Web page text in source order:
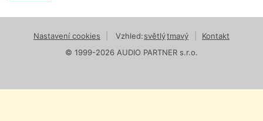
Nastavení cookies Vzhled:světlýtmavý
Kontakt
© 1999-2026 AUDIO PARTNER s.r.o.